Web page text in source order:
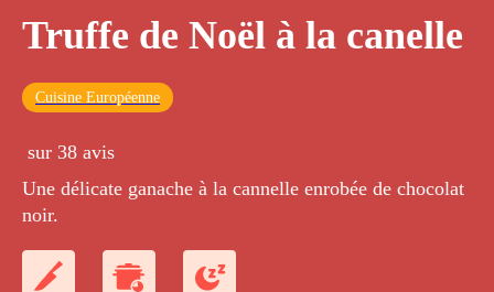
Truffe de Noël à la canelle
Cuisine Européenne
sur 38 avis
Une délicate ganache à la cannelle enrobée de chocolat
noir.